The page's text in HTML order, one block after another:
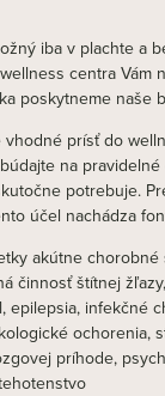
iba v plachte a
centra Vám
poskytneme naše
vhodné prísť do
na
potrebuje.
účel nachádza
akútne chorobné
činnosť štítnej
epilepsia, infekčné
ochorenia,
príhode,